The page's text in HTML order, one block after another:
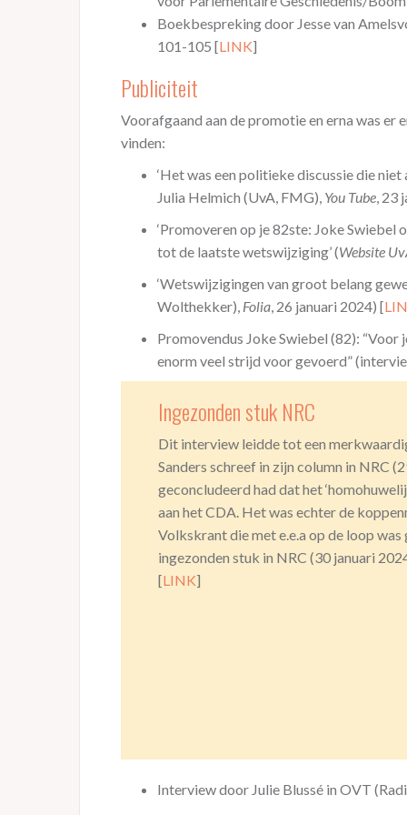
Boekbespreking door Jesse van
101-105 [LINK]
Publiciteit
Voorafgaand aan de promotie en erna was
vinden:
‘Het was een politieke discussie die
Julia Helmich (UvA, FMG), You Tube, 23
‘Promoveren op je 82ste: Joke
tot de laatste wetswijziging’ (Website
‘Wetswijzigingen van groot belang
Wolthekker), Folia, 26 januari 2024) [
Promovendus Joke Swiebel (82):
enorm veel strijd voor gevoerd”
Ingezonden stuk NRC
Dit interview leidde tot een
Sanders schreef in zijn column in NRC
geconcludeerd had dat het
aan het CDA. Het was echter de
Volkskrant die met e.e.a op de loop was
ingezonden stuk in NRC (30 januari
[LINK]
Interview door Julie Blussé in OVT